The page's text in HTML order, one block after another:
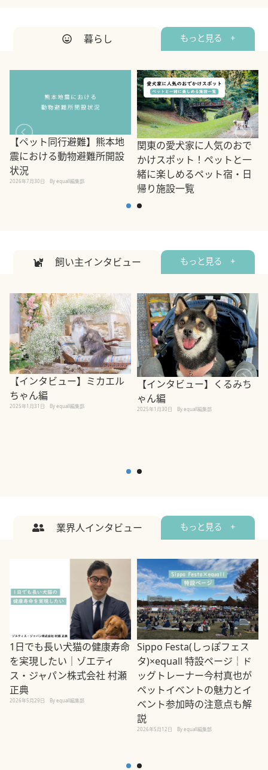
暮らし もっと見る +
【ペット同行避難】熊本地
震における動物避難所開設
状況
2026年7月30日 By equall編集部
関東の愛犬家に人気のおで
かけスポット！ペットと一
緒に楽しめるペット宿・日
帰り施設一覧
飼い主インタビュー もっと見る +
【インタビュー】ミカエル
ちゃん編
2025年1月31日 By equall編集部
【インタビュー】くるみち
ゃん編
2025年1月30日 By equall編集部
業界人インタビュー もっと見る +
1日でも長い犬猫の健康寿命
を実現したい｜ゾエティ
ス・ジャパン株式会社 村瀬
正典
2026年5月29日 By equall編集部
Sippo Festa(しっぽフェス
タ)×equall 特設ページ｜ド
ッグトレーナー今村真也が
ペットイベントの魅力とイ
ベント参加時の注意点も解
説
2026年5月12日 By equall編集部